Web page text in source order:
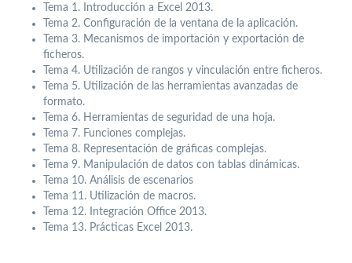
Tema 1. Introducción a Excel 2013.
Tema 2. Configuración de la ventana de la aplicación.
Tema 3. Mecanismos de importación y exportación de
ficheros.
Tema 4. Utilización de rangos y vinculación entre ficheros.
Tema 5. Utilización de las herramientas avanzadas de
formato.
Tema 6. Herramientas de seguridad de una hoja.
Tema 7. Funciones complejas.
Tema 8. Representación de gráficas complejas.
Tema 9. Manipulación de datos con tablas dinámicas.
Tema 10. Análisis de escenarios
Tema 11. Utilización de macros.
Tema 12. Integración Office 2013.
Tema 13. Prácticas Excel 2013.